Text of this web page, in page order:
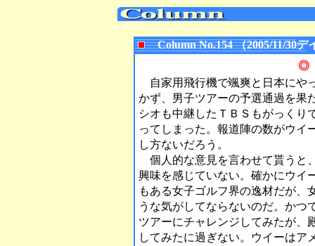
Column No.154 （2005/11/30デ
◎
自家用飛行機で颯爽と日本にや
かず、男子ツアーの予選通過を果
シオも中継したＴＢＳもがっくり
ってしまった。報道陣の数がウイ
し方ないだろう。
個人的な意見を言わせて貰うと
興味を感じていない。確かにウイ
もある女子ゴルフ界の逸材だが、
うな気がしてならないのだ。かつ
ツアーにチャレンジしてみたが、
してみたに過ぎない。ウイーはア